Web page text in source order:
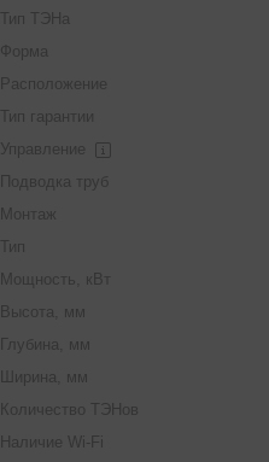
Тип ТЭНа
Форма
Расположение
Тип гарантии
Управление
Подводка труб
Монтаж
Тип
Мощность, кВт
Высота, мм
Глубина, мм
Ширина, мм
Количество ТЭНов
Наличие Wi-Fi